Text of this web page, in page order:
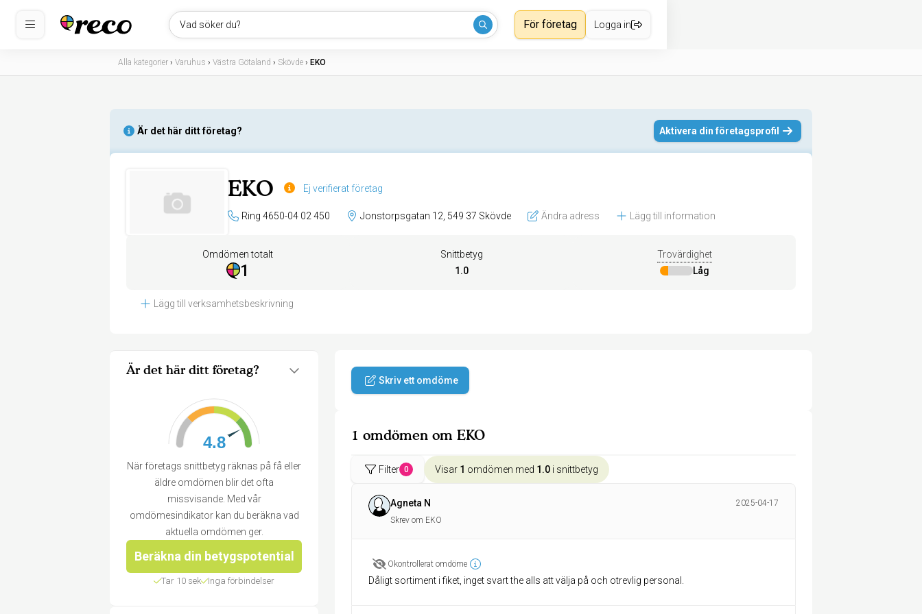
Vad söker du? För företag Logga in
Alla kategorier › Varuhus › Västra Götaland › Skövde › EKO
Är det här ditt företag? Aktivera din företagsprofil
EKO Ej verifierat företag
Ring 4650-04 02 450 Jonstorpsgatan 12, 549 37 Skövde Ändra adress Lägg till information
Omdömen totalt
1
Snittbetyg
1.0
Trovärdighet
Låg
Lägg till verksamhetsbeskrivning
Är det här ditt företag?
4.8
När företags snittbetyg räknas på få eller
äldre omdömen blir det ofta
missvisande. Med vår
omdömesindikator kan du beräkna vad
aktuella omdömen ger.
Beräkna din betygspotential
Tar 10 sek Inga förbindelser
Skriv ett omdöme
1 omdömen om EKO
Filter 0 Visar 1 omdömen med 1.0 i snittbetyg
Agneta N
2025-04-17
Skrev om EKO
Okontrollerat omdöme
Dåligt sortiment i fiket, inget svart the alls att välja på och otrevlig personal.